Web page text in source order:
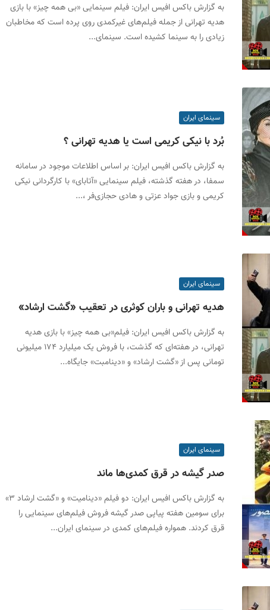
به گزارش باکس افیس ایران: فیلم سینمایی «بی همه چیز» با بازی
هدیه تهرانی از جمله فیلم‌های غیرکمدی روی پرده است که مخاطبان
زیادی را به سینما کشیده است. سینمای...
سینمای ایران
بُرد با نیکی کریمی است یا هدیه تهرانی ؟
به گزارش باکس افیس ایران: بر اساس اطلاعات موجود در سامانه
سمفا، در هفته گذشته، فیلم سینمایی «آتابای» با کارگردانی نیکی
کریمی و بازی جواد عزتی و هادی حجازی‌فر ،...
سینمای ایران
هدیه تهرانی و باران کوثری در تعقیب «گشت ارشاد»
به گزارش باکس افیس ایران: فیلم«بی همه چیز» با بازی هدیه
تهرانی، در هفته‌ای که گذشت، با فروش یک میلیارد ۱۷۴ میلیونی
تومانی پس از «گشت ارشاد» و «دینامبت» جایگاه...
سینمای ایران
صدر گیشه در قرق کمدی‌ها ماند
به گزارش باکس افیس ایران: دو فیلم «دینامیت» و «گشت ارشاد ۳»
برای سومین هفته پیاپی صدر گیشه فروش فیلم‌های سینمایی را
قرق کردند. همواره فیلم‌های کمدی در سینمای ایران...